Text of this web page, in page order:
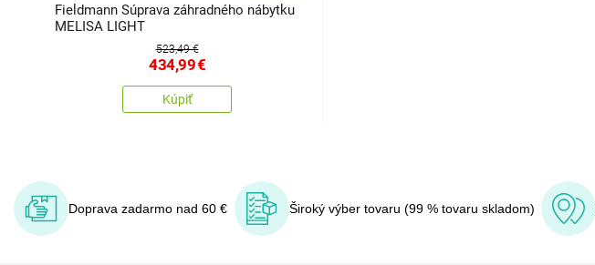
Fieldmann Súprava záhradného nábytku
MELISA LIGHT
523,49 €
434,99€
Kúpiť
Doprava zadarmo nad 60 € Široký výber tovaru (99 % tovaru skladom)